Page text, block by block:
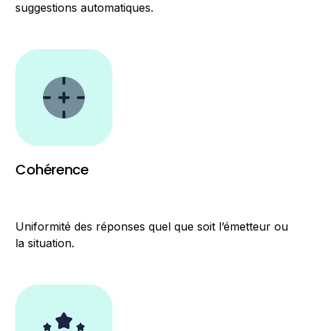
suggestions automatiques.
Cohérence
Uniformité des réponses quel que soit l’émetteur ou
la situation.